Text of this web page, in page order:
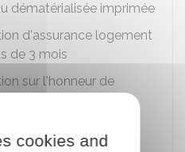
dématérialisée imprimée
d'assurance logement
de 3 mois
sur l'honneur de
et justificatif de
cookies and